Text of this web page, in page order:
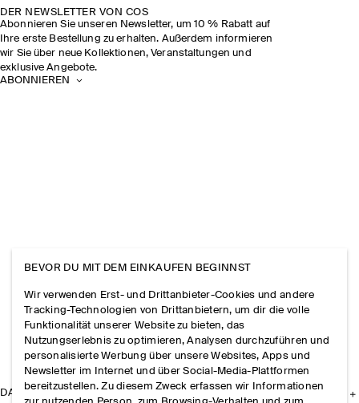
DER NEWSLETTER VON COS
Abonnieren Sie unseren Newsletter, um 10 % Rabatt auf
Ihre erste Bestellung zu erhalten. Außerdem informieren
wir Sie über neue Kollektionen, Veranstaltungen und
exklusive Angebote.
ABONNIEREN
DAS UNTERNEHMEN
BEVOR DU MIT DEM EINKAUFEN BEGINNST
Wir verwenden Erst- und Drittanbieter-Cookies und andere
Tracking-Technologien von Drittanbietern, um dir die volle
Funktionalität unserer Website zu bieten, das
Nutzungserlebnis zu optimieren, Analysen durchzuführen und
personalisierte Werbung über unsere Websites, Apps und
Newsletter im Internet und über Social-Media-Plattformen
bereitzustellen. Zu diesem Zweck erfassen wir Informationen